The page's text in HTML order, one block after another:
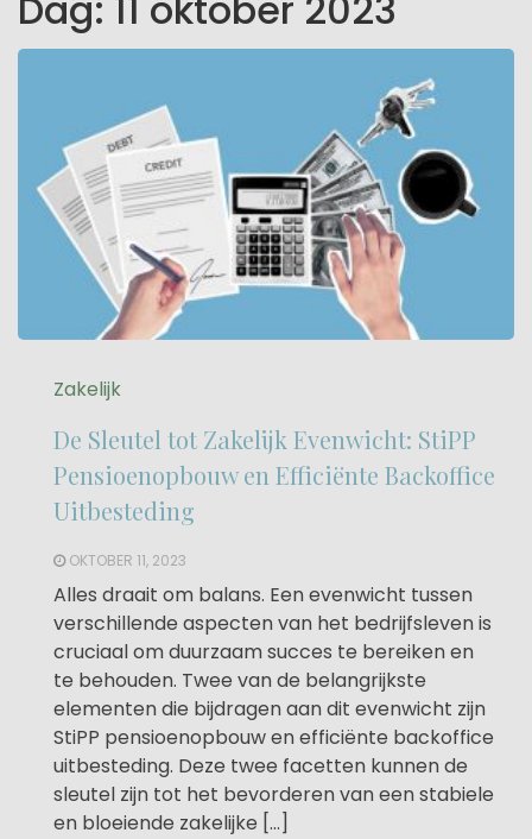
Zakelijk
De Sleutel tot Zakelijk Evenwicht: StiPP
Pensioenopbouw en Efficiënte Backoffice
Uitbesteding
OKTOBER 11, 2023
Alles draait om balans. Een evenwicht tussen
verschillende aspecten van het bedrijfsleven is
cruciaal om duurzaam succes te bereiken en
te behouden. Twee van de belangrijkste
elementen die bijdragen aan dit evenwicht zijn
StiPP pensioenopbouw en efficiënte backoffice
uitbesteding. Deze twee facetten kunnen de
sleutel zijn tot het bevorderen van een stabiele
en bloeiende zakelijke […]